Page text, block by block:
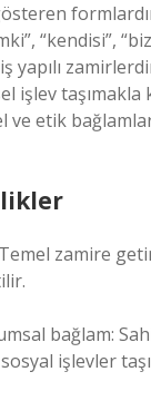
“kendisi”,
yapılı
işlev taşımakla
ve etik
Temel zamire
bağlam:
işlevler